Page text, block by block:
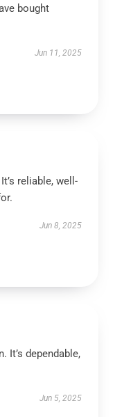
bought
Jun 11, 2025
reliable, well-
Jun 8, 2025
It’s dependable,
Jun 5, 2025